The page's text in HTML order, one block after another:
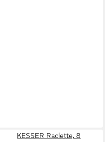
KESSER Raclette, 8